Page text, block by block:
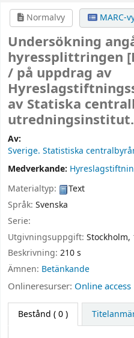
Normalvy
MARC-
Undersökning
hyressplittringen
/ på uppdrag av
av Statiska
utredningsinstitut.
Av:
Sverige. Statistiska
Medverkande:
Materialtyp:
Text
Språk: Svenska
Serie:
Utgivningsuppgift: Stockholm,
Beskrivning: 210 s
Ämnen: Betänkande
Onlineresurser: Online access
Bestånd ( 0 )